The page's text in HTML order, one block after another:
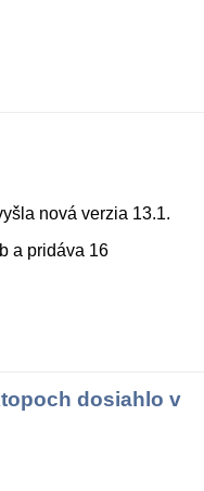
nová verzia 13.1.
a pridáva 16
dosiahlo v